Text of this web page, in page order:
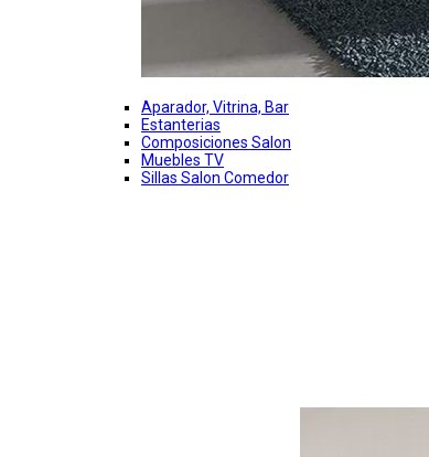
Aparador, Vitrina, Bar
Estanterias
Composiciones Salon
Muebles TV
Sillas Salon Comedor